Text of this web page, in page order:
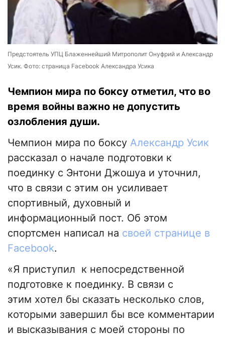
Предстоятель УПЦ Блаженнейший Митрополит Онуфрий и Александр
Усик. Фото: страница Facebook Александра Усика
Чемпион мира по боксу отметил, что во
время войны важно не допустить
озлобления души.
Чемпион мира по боксу Александр Усик
рассказал о начале подготовки к
поединку с Энтони Джошуа и уточнил,
что в связи с этим он усиливает
спортивный, духовный и
информационный пост. Об этом
спортсмен написал на своей странице в
Facebook.
«Я приступил к непосредственной
подготовке к поединку. В связи с
этим хотел бы сказать несколько слов,
которыми завершил бы все комментарии
и высказывания с моей стороны по